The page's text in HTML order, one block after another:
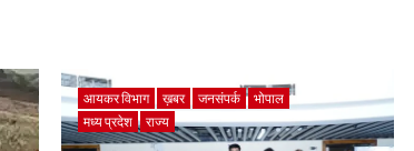
आयकर विभाग ख़बर जनसंपर्क
भोपाल
मध्य प्रदेश
राज्य